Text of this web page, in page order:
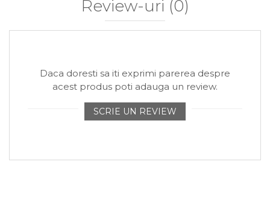
Review-uri (0)
Daca doresti sa iti exprimi parerea despre
acest produs poti adauga un review.
SCRIE UN REVIEW